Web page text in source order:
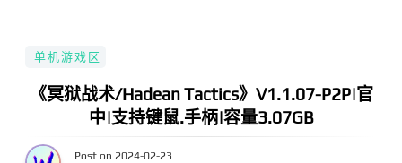
单机游戏区
《冥狱战术/Hadean Tactics》V1.1.07-P2P|官
中|支持键鼠.手柄|容量3.07GB
Post on 2024-02-23